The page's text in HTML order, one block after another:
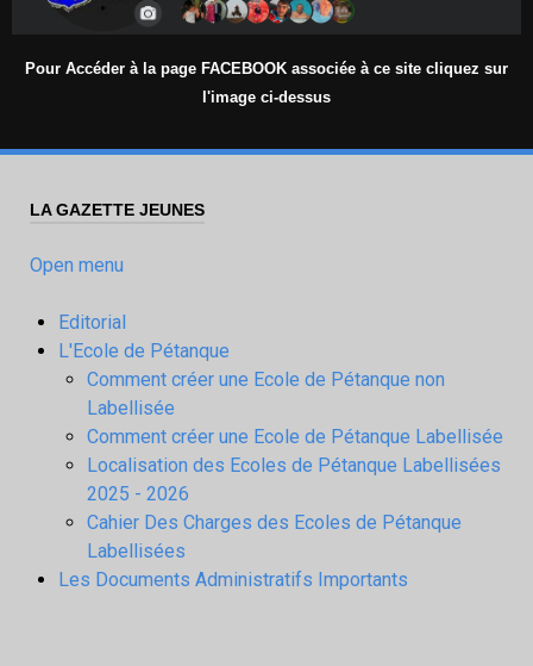
Pour Accéder à la page FACEBOOK associée à ce site cliquez sur
l'image ci-dessus
LA GAZETTE JEUNES
Open menu
Editorial
L'Ecole de Pétanque
Comment créer une Ecole de Pétanque non
Labellisée
Comment créer une Ecole de Pétanque Labellisée
Localisation des Ecoles de Pétanque Labellisées
2025 - 2026
Cahier Des Charges des Ecoles de Pétanque
Labellisées
Les Documents Administratifs Importants